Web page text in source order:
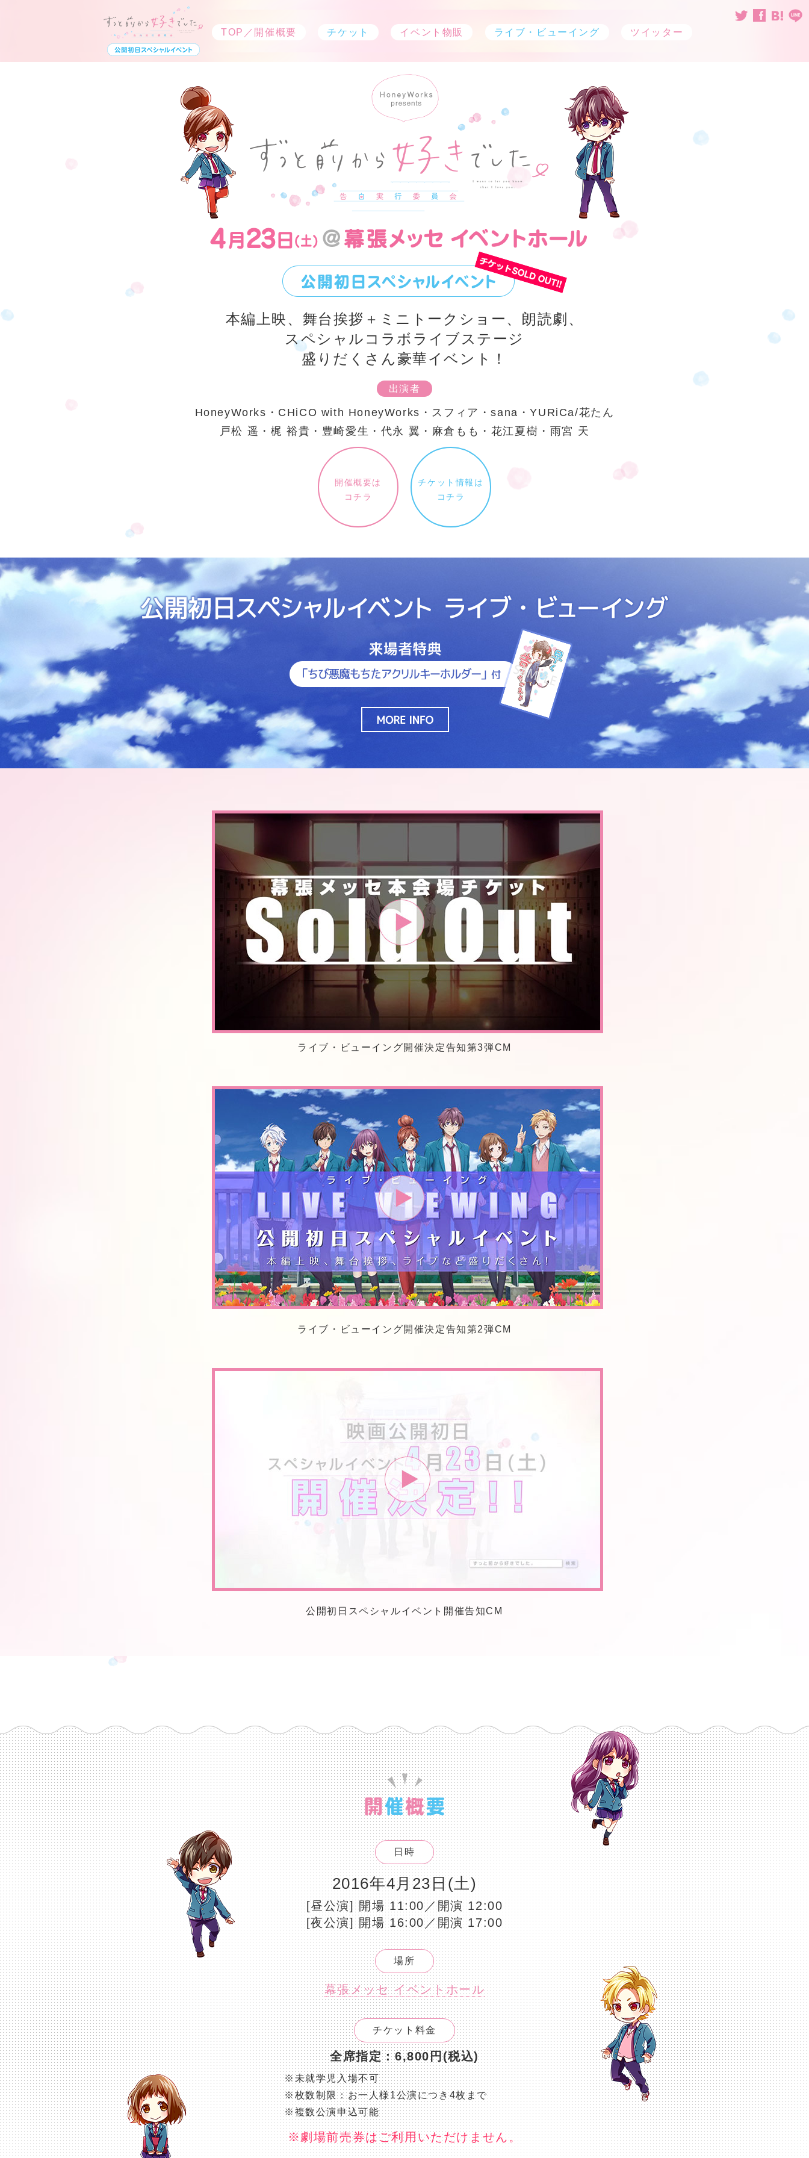
TOP／開催概要 チケット イベント物販 ライブ・ビューイング ツイッター
本編上映、舞台挨拶＋ミニトークショー、朗読劇、
スペシャルコラボライブステージ
盛りだくさん豪華イベント！
出演者
HoneyWorks・CHiCO with HoneyWorks・スフィア・sana・YURiCa/花たん
戸松 遥・梶 裕貴・豊崎愛生・代永 翼・麻倉もも・花江夏樹・雨宮 天
開催概要は
コチラ
チケット情報は
コチラ
ライブ・ビューイング開催決定告知第3弾CM
ライブ・ビューイング開催決定告知第2弾CM
公開初日スペシャルイベント開催告知CM
日時
2016年4月23日(土)
[昼公演] 開場 11:00／開演 12:00
[夜公演] 開場 16:00／開演 17:00
場所
幕張メッセ イベントホール
チケット料金
全席指定：6,800円(税込)
※未就学児入場不可
※枚数制限：お一人様1公演につき4枚まで
※複数公演申込可能
※劇場前売券はご利用いただけません。